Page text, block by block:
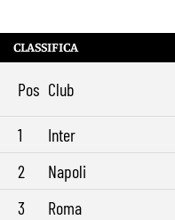
CLASSIFICA
Pos Club
1 Inter
2
Napoli
3
Roma